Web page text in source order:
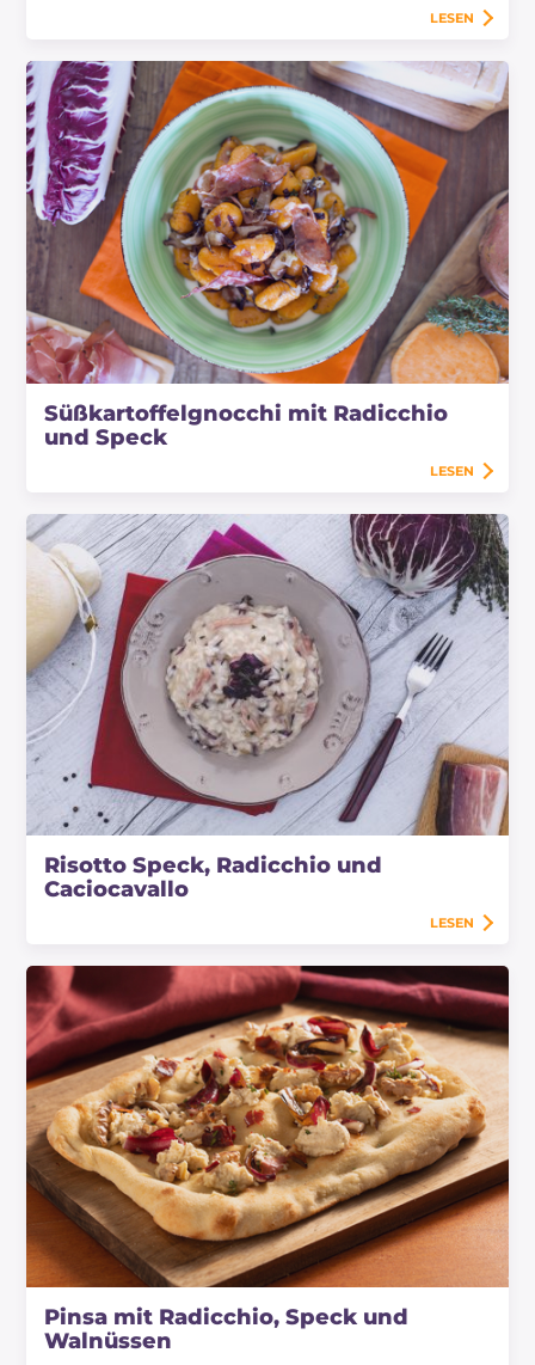
LESEN
Süßkartoffelgnocchi mit Radicchio
und Speck
LESEN
Risotto Speck, Radicchio und
Caciocavallo
LESEN
Pinsa mit Radicchio, Speck und
Walnüssen